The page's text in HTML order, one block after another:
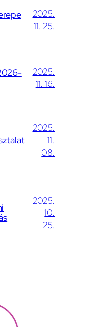
2025.
11. 25.
2025.
11. 16.
2025.
11.
08.
2025.
10.
25.